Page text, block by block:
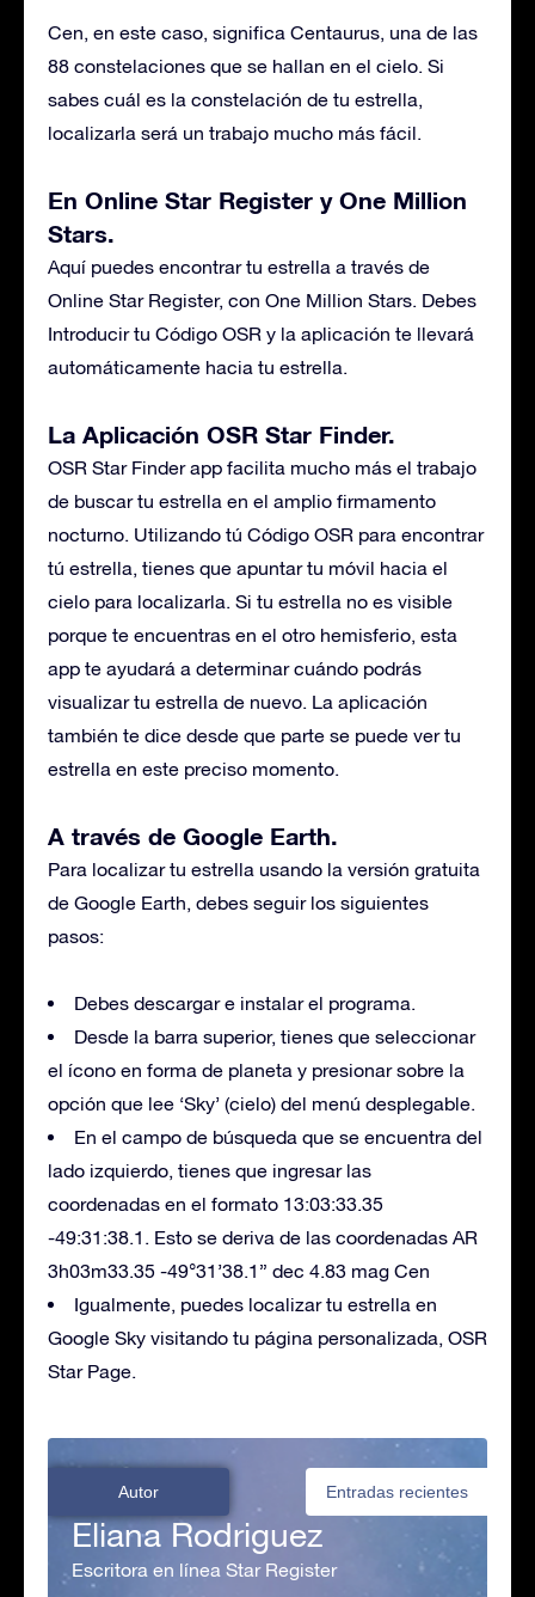
Cen, en este caso, significa Centaurus, una de las
88 constelaciones que se hallan en el cielo. Si
sabes cuál es la constelación de tu estrella,
localizarla será un trabajo mucho más fácil.
En Online Star Register y One Million
Stars.
Aquí puedes encontrar tu estrella a través de
Online Star Register, con One Million Stars. Debes
Introducir tu Código OSR y la aplicación te llevará
automáticamente hacia tu estrella.
La Aplicación OSR Star Finder.
OSR Star Finder app facilita mucho más el trabajo
de buscar tu estrella en el amplio firmamento
nocturno. Utilizando tú Código OSR para encontrar
tú estrella, tienes que apuntar tu móvil hacia el
cielo para localizarla. Si tu estrella no es visible
porque te encuentras en el otro hemisferio, esta
app te ayudará a determinar cuándo podrás
visualizar tu estrella de nuevo. La aplicación
también te dice desde que parte se puede ver tu
estrella en este preciso momento.
A través de Google Earth.
Para localizar tu estrella usando la versión gratuita
de Google Earth, debes seguir los siguientes
pasos:
Debes descargar e instalar el programa.
Desde la barra superior, tienes que seleccionar
el ícono en forma de planeta y presionar sobre la
opción que lee ‘Sky’ (cielo) del menú desplegable.
En el campo de búsqueda que se encuentra del
lado izquierdo, tienes que ingresar las
coordenadas en el formato 13:03:33.35
-49:31:38.1. Esto se deriva de las coordenadas AR
3h03m33.35 -49°31’38.1” dec 4.83 mag Cen
Igualmente, puedes localizar tu estrella en
Google Sky visitando tu página personalizada, OSR
Star Page.
Autor Entradas recientes
Eliana Rodriguez
Escritora en línea Star Register